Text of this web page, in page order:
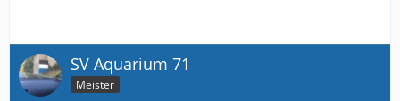
SV Aquarium 71
Meister